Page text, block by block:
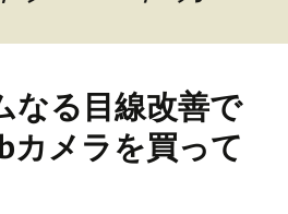
なる目線改善で
カメラを買って